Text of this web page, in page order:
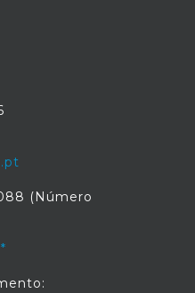
(Número